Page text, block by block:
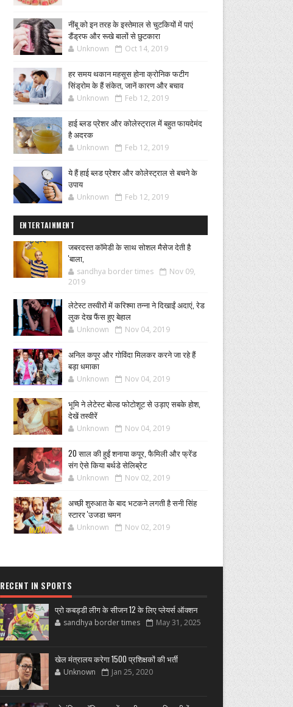
नींबू को इन तरह के इस्तेमाल से चुटकियों में पाएं
डैंड्रफ और रूखे बालों से छुटकारा
Unknown Oct 14, 2019
हर समय थकान महसूस होना क्रोनिक फटीग
सिंड्रोम के हैं संकेत, जानें कारण और बचाव
Unknown Feb 12, 2019
हाई ब्लड प्रेशर और कोलेस्ट्राल में बहुत फायदेमंद
है अदरक
Unknown Feb 12, 2019
ये हैं हाई ब्लड प्रेशर और कोलेस्ट्राल से बचने के
उपाय
Unknown Feb 12, 2019
ENTERTAINMENT
जबरदस्त कॉमेडी के साथ सोशल मैसेज देती है
'बाला,
sandhya border times
Nov 09,
2019
लेटेस्ट तस्वीरों में करिश्मा तन्ना ने दिखाईं अदाएं, रेड
लुक देख फैंस हुए बेहाल
Unknown Nov 04, 2019
अनिल कपूर और गोविंदा मिलकर करने जा रहे हैं
बड़ा धमाका
Unknown Nov 04, 2019
भूमि ने लेटेस्ट बोल्ड फोटोशूट से उड़ाए सबके होश,
देखें तस्वीरें
Unknown Nov 04, 2019
20 साल की हुईं शनाया कपूर, फैमिली और फ्रेंड
संग ऐसे किया बर्थडे सेलिब्रेट
Unknown Nov 02, 2019
अच्छी शुरुआत के बाद भटकने लगती है सनी सिंह
स्टारर 'उजडा चमन
Unknown Nov 02, 2019
RECENT IN SPORTS
प्रो कबड्डी लीग के सीजन 12 के लिए प्लेयर्स ऑक्शन
sandhya border times May 31, 2025
खेल मंत्रालय करेगा 1500 प्रशिक्षकों की भर्ती
Unknown Jan 25, 2020